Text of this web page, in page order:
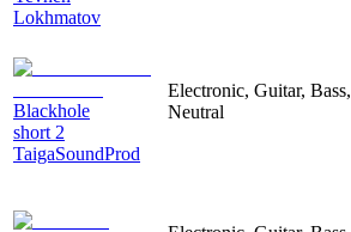
Lokhmatov
Blackhole
short 2
TaigaSoundProd
Electronic, Guitar, Bass,
Neutral